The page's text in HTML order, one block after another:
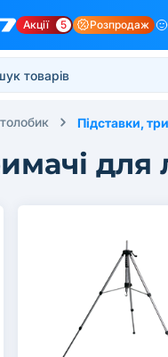
Акції 5 Розпродаж
Підставки,